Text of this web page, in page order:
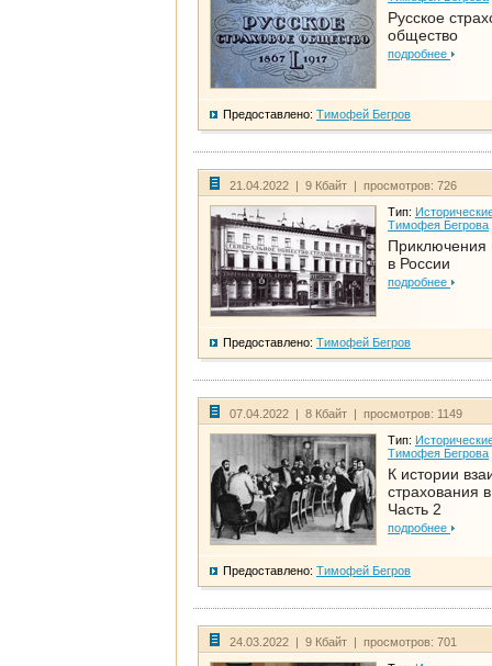
Русское
общество
подробнее
Предоставлено: Тимофей Бегров
21.04.2022 | 9 Кбайт | просмотров: 726
Тип:
Тимофея Бегрова
Приключения
в России
подробнее
Предоставлено: Тимофей Бегров
07.04.2022 | 8 Кбайт | просмотров: 1149
Тип:
Тимофея Бегрова
К истории
страхования
Часть 2
подробнее
Предоставлено: Тимофей Бегров
24.03.2022 | 9 Кбайт | просмотров: 701